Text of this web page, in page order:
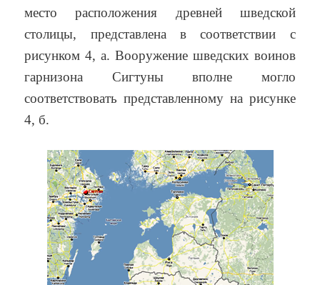
место расположения древней шведской
столицы, представлена в соответствии с
рисунком 4, а. Вооружение шведских воинов
гарнизона Сигтуны вполне могло
соответствовать представленному на рисунке
4, б.